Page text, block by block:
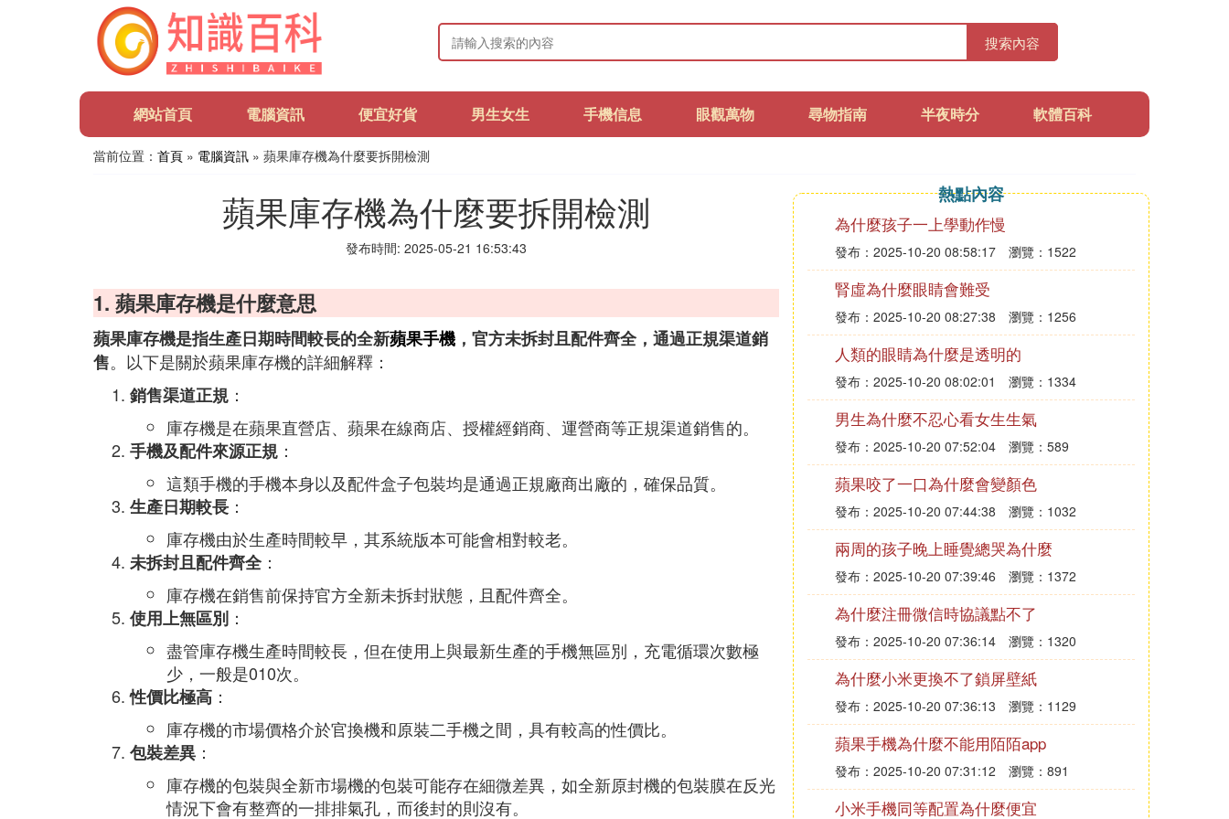
搜索內容
網站首頁 電腦資訊 便宜好貨 男生女生 手機信息 眼觀萬物 尋物指南 半夜時分 軟體百科
當前位置： 首頁 » 電腦資訊 » 蘋果庫存機為什麼要拆開檢測
蘋果庫存機為什麼要拆開檢測
發布時間: 2025-05-21 16:53:43
1. 蘋果庫存機是什麼意思
蘋果庫存機是指生產日期時間較長的全新蘋果手機 ，官方未拆封且配件齊全，通過正規渠道銷
售。以下是關於蘋果庫存機的詳細解釋：
銷售渠道正規 ：
庫存機是在蘋果直營店、蘋果在線商店、授權經銷商、運營商等正規渠道銷售的。
手機及配件來源正規 ：
這類手機的手機本身以及配件盒子包裝均是通過正規廠商出廠的，確保品質。
生產日期較長 ：
庫存機由於生產時間較早，其系統版本可能會相對較老。
未拆封且配件齊全：
庫存機在銷售前保持官方全新未拆封狀態，且配件齊全。
使用上無區別 ：
盡管庫存機生產時間較長，但在使用上與最新生產的手機無區別，充電循環次數極
少，一般是010次。
性價比極高 ：
庫存機的市場價格介於官換機和原裝二手機之間，具有較高的性價比。
包裝差異 ：
庫存機的包裝與全新市場機的包裝可能存在細微差異，如全新原封機的包裝膜在反光
情況下會有整齊的一排排氣孔，而後封的則沒有。
熱點內容
為什麼孩子一上學動作慢
發布：2025-10-20 08:58:17 瀏覽：1522
腎虛為什麼眼睛會難受
發布：2025-10-20 08:27:38 瀏覽：1256
人類的眼睛為什麼是透明的
發布：2025-10-20 08:02:01 瀏覽：1334
男生為什麼不忍心看女生生氣
發布：2025-10-20 07:52:04 瀏覽：589
蘋果咬了一口為什麼會變顏色
發布：2025-10-20 07:44:38 瀏覽：1032
兩周的孩子晚上睡覺總哭為什麼
發布：2025-10-20 07:39:46 瀏覽：1372
為什麼注冊微信時協議點不了
發布：2025-10-20 07:36:14 瀏覽：1320
為什麼小米更換不了鎖屏壁紙
發布：2025-10-20 07:36:13 瀏覽：1129
蘋果手機為什麼不能用陌陌app
發布：2025-10-20 07:31:12 瀏覽：891
小米手機同等配置為什麼便宜